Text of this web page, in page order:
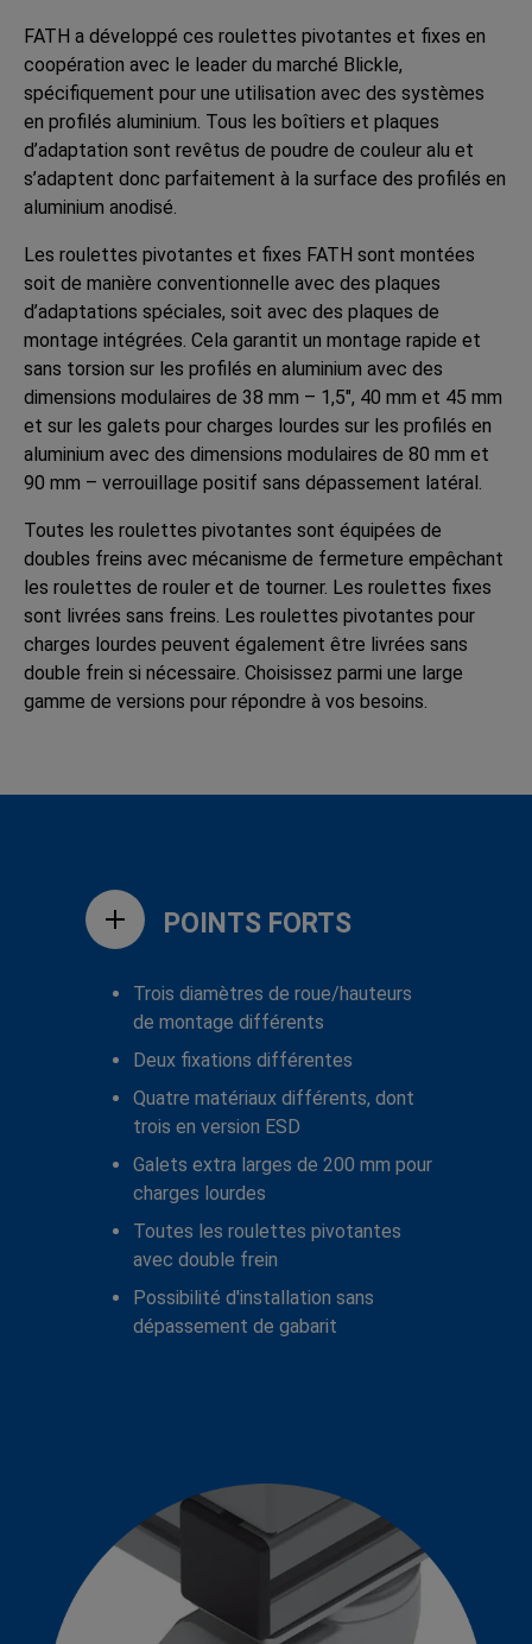
FATH a développé ces roulettes pivotantes et fixes en
coopération avec le leader du marché Blickle,
spécifiquement pour une utilisation avec des systèmes
en profilés aluminium. Tous les boîtiers et plaques
d’adaptation sont revêtus de poudre de couleur alu et
s’adaptent donc parfaitement à la surface des profilés en
aluminium anodisé.
Les roulettes pivotantes et fixes FATH sont montées
soit de manière conventionnelle avec des plaques
d’adaptations spéciales, soit avec des plaques de
montage intégrées. Cela garantit un montage rapide et
sans torsion sur les profilés en aluminium avec des
dimensions modulaires de 38 mm – 1,5", 40 mm et 45 mm
et sur les galets pour charges lourdes sur les profilés en
aluminium avec des dimensions modulaires de 80 mm et
90 mm – verrouillage positif sans dépassement latéral.
Toutes les roulettes pivotantes sont équipées de
doubles freins avec mécanisme de fermeture empêchant
les roulettes de rouler et de tourner. Les roulettes fixes
sont livrées sans freins. Les roulettes pivotantes pour
charges lourdes peuvent également être livrées sans
double frein si nécessaire. Choisissez parmi une large
gamme de versions pour répondre à vos besoins.
POINTS FORTS
Trois diamètres de roue/hauteurs
de montage différents
Deux fixations différentes
Quatre matériaux différents, dont
trois en version ESD
Galets extra larges de 200 mm pour
charges lourdes
Toutes les roulettes pivotantes
avec double frein
Possibilité d'installation sans
dépassement de gabarit